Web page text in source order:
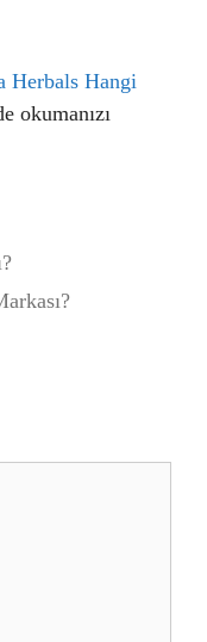
Herbals Hangi
okumanızı